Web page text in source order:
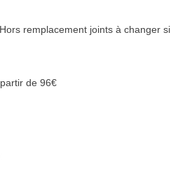
remplacement joints à changer si
de 96€